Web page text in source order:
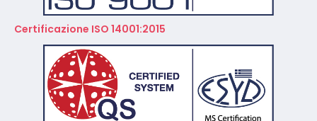
Certificazione ISO 14001:2015